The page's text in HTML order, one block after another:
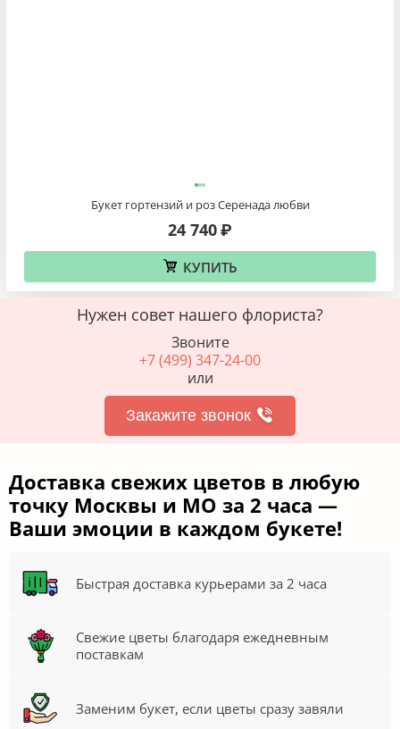
Букет гортензий и роз Серенада любви
24 740₽
КУПИТЬ
Нужен совет нашего флориста?
Звоните
+7 (499) 347-24-00
или
Закажите звонок
Доставка свежих цветов в любую
точку Москвы и МО за 2 часа —
Ваши эмоции в каждом букете!
Быстрая доставка курьерами за 2 часа
Свежие цветы благодаря ежедневным
поставкам
Заменим букет, если цветы сразу завяли